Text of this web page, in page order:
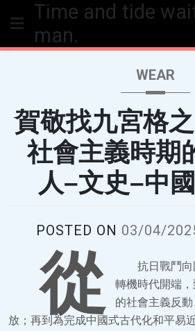
Time and tide
man.
WEAR
賀敬找九宮格
社會主義時期
人–文史–中
POSTED ON 03/04/
從
抗日戰鬥
轉機時代開端
的社會主義反
放；再到為完成中國式古代化和平易